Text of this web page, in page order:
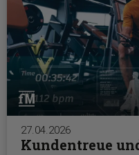
27.04.2026
Kundentreue